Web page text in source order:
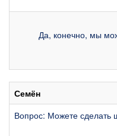
Да, конечно, мы
Семён
Вопрос: Можете